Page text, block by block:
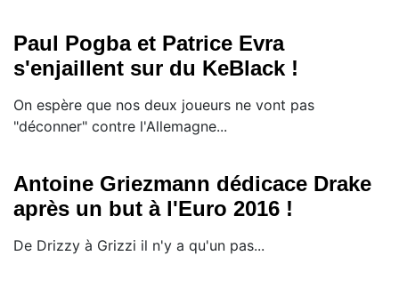
Paul Pogba et Patrice Evra
s'enjaillent sur du KeBlack !
On espère que nos deux joueurs ne vont pas
"déconner" contre l'Allemagne...
Antoine Griezmann dédicace Drake
après un but à l'Euro 2016 !
De Drizzy à Grizzi il n'y a qu'un pas...